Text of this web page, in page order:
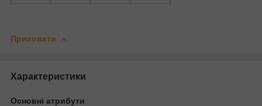
Приховати
Характеристики
Основні атрибути